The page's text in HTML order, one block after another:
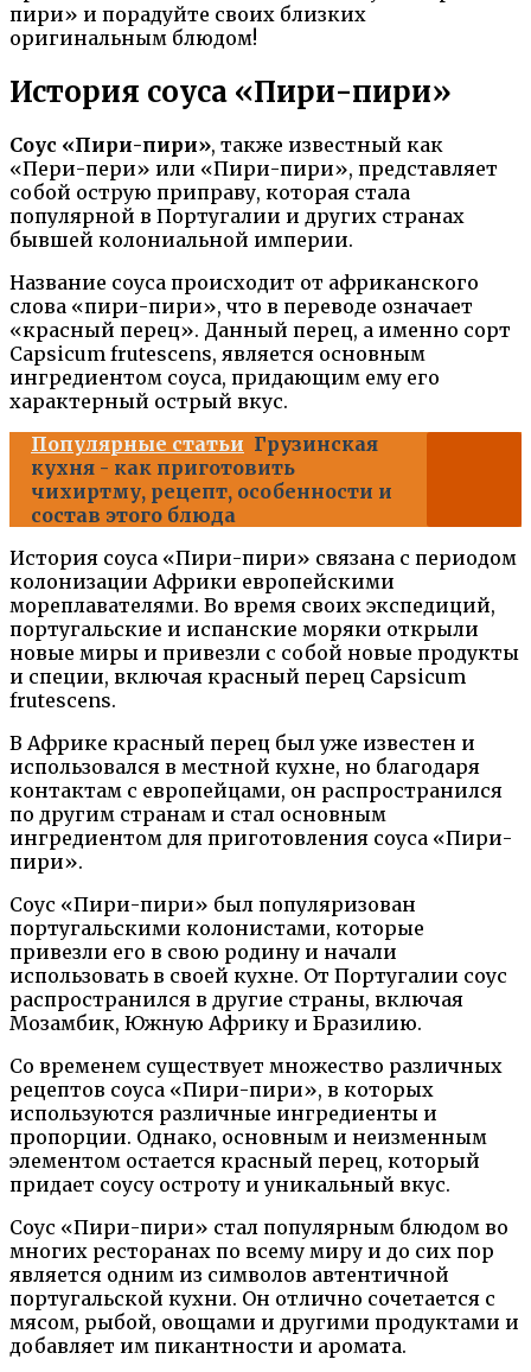
пири» и порадуйте своих близких
оригинальным блюдом!
История соуса «Пири-пири»
Соус «Пири-пири», также известный как
«Пери-пери» или «Пири-пири», представляет
собой острую приправу, которая стала
популярной в Португалии и других странах
бывшей колониальной империи.
Название соуса происходит от африканского
слова «пири-пири», что в переводе означает
«красный перец». Данный перец, а именно сорт
Capsicum frutescens, является основным
ингредиентом соуса, придающим ему его
характерный острый вкус.
Популярные статьи Грузинская
кухня - как приготовить
чихиртму, рецепт, особенности и
состав этого блюда
История соуса «Пири-пири» связана с периодом
колонизации Африки европейскими
мореплавателями. Во время своих экспедиций,
португальские и испанские моряки открыли
новые миры и привезли с собой новые продукты
и специи, включая красный перец Capsicum
frutescens.
В Африке красный перец был уже известен и
использовался в местной кухне, но благодаря
контактам с европейцами, он распространился
по другим странам и стал основным
ингредиентом для приготовления соуса «Пири-
пири».
Соус «Пири-пири» был популяризован
португальскими колонистами, которые
привезли его в свою родину и начали
использовать в своей кухне. От Португалии соус
распространился в другие страны, включая
Мозамбик, Южную Африку и Бразилию.
Со временем существует множество различных
рецептов соуса «Пири-пири», в которых
используются различные ингредиенты и
пропорции. Однако, основным и неизменным
элементом остается красный перец, который
придает соусу остроту и уникальный вкус.
Соус «Пири-пири» стал популярным блюдом во
многих ресторанах по всему миру и до сих пор
является одним из символов автентичной
португальской кухни. Он отлично сочетается с
мясом, рыбой, овощами и другими продуктами и
добавляет им пикантности и аромата.